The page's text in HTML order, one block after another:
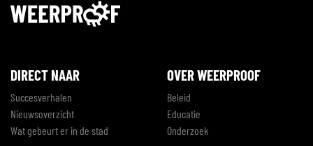
DIRECT NAAR
Succesverhalen
Nieuwsoverzicht
Wat gebeurt er in de stad
OVER WEERPROOF
Beleid
Educatie
Onderzoek